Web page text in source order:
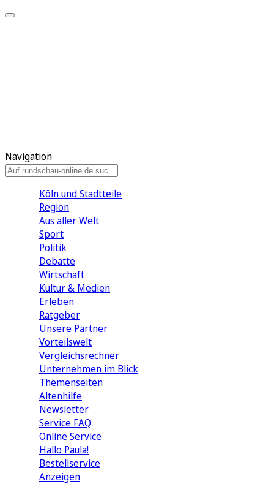
Navigation
Köln und Stadtteile
Region
Aus aller Welt
Sport
Politik
Debatte
Wirtschaft
Kultur & Medien
Erleben
Ratgeber
Unsere Partner
Vorteilswelt
Vergleichsrechner
Unternehmen im Blick
Themenseiten
Altenhilfe
Newsletter
Service FAQ
Online Service
Hallo Paula!
Bestellservice
Anzeigen